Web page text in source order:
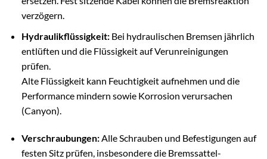
verzögern.
Hydraulikflüssigkeit:Bei hydraulischen Bremsen jährlich
entlüften und die Flüssigkeit auf Verunreinigungen
prüfen.
Alte Flüssigkeit kann Feuchtigkeit aufnehmen und die
Performance mindern sowie Korrosion verursachen
(Canyon).
Verschraubungen:Alle Schrauben und Befestigungen auf
festen Sitz prüfen, insbesondere die Bremssattel-